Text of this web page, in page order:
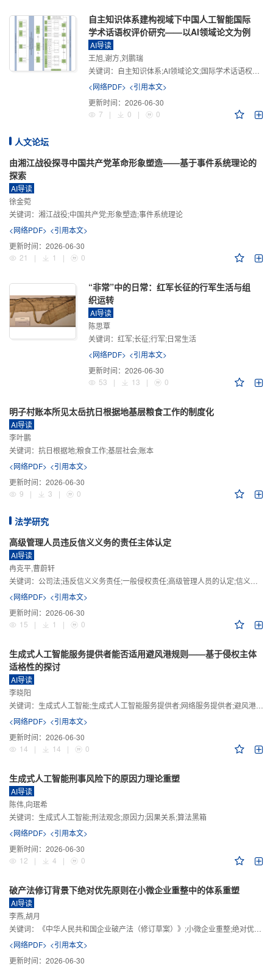
自主知识体系建构视域下中国人工智能国际
学术话语权评价研究——以AI领域论文为例
AI导读
王旭,谢方,刘鹏瑞
关键词： 自主知识体系;AI领域论文;国际学术话语权评价;学术影响力;学术感知力;学术传播力;学术引领力
<网络PDF> <引用本文>
更新时间： 2026-06-30
7
| 0 | 0
人文论坛
由湘江战役探寻中国共产党革命形象塑造——基于事件系统理论的
探索
AI导读
徐金菀
关键词： 湘江战役;中国共产党;形象塑造;事件系统理论
<网络PDF> <引用本文>
更新时间： 2026-06-30
21
| 1 | 0
“非常”中的日常：红军长征的行军生活与组
织运转
AI导读
陈思覃
关键词： 红军;长征;行军;日常生活
<网络PDF> <引用本文>
更新时间： 2026-06-30
53
| 13 | 0
明子村账本所见太岳抗日根据地基层粮食工作的制度化
AI导读
李叶鹏
关键词： 抗日根据地;粮食工作;基层社会;账本
<网络PDF> <引用本文>
更新时间： 2026-06-30
9
| 3 | 0
法学研究
高级管理人员违反信义义务的责任主体认定
AI导读
冉克平,曹蔚轩
关键词： 公司法;违反信义义务责任;一般侵权责任;高级管理人员的认定;信义义务
<网络PDF> <引用本文>
更新时间： 2026-06-30
15
| 1 | 0
生成式人工智能服务提供者能否适用避风港规则——基于侵权主体
适格性的探讨
AI导读
李晓阳
关键词： 生成式人工智能;生成式人工智能服务提供者;网络服务提供者;避风港规则;版权责任
<网络PDF> <引用本文>
更新时间： 2026-06-30
14
| 14 | 0
生成式人工智能刑事风险下的原因力理论重塑
AI导读
陈伟,向珉希
关键词： 生成式人工智能;刑法观念;原因力;因果关系;算法黑箱
<网络PDF> <引用本文>
更新时间： 2026-06-30
12
| 4 | 0
破产法修订背景下绝对优先原则在小微企业重整中的体系重塑
AI导读
李燕,胡月
关键词：
《中华人民共和国企业破产法（修订草案）》;小微企业重整;绝对优先原则;股东权益保留;预期可支配收入标准
<网络PDF> <引用本文>
更新时间： 2026-06-30